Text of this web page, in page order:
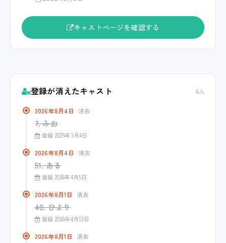
キャストページを確認する
登録が消えたキャスト 6人
2026年8月4日 消去
7. みお
登録 2025年3月4日
2026年8月4日 消去
51. ある
登録 2026年4月5日
2026年8月1日 消去
40. ひより
登録 2026年4月13日
2026年8月1日 消去